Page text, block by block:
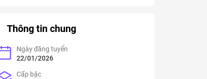
Thông tin chung
Ngày đăng tuyển
22/01/2026
Cấp bậc